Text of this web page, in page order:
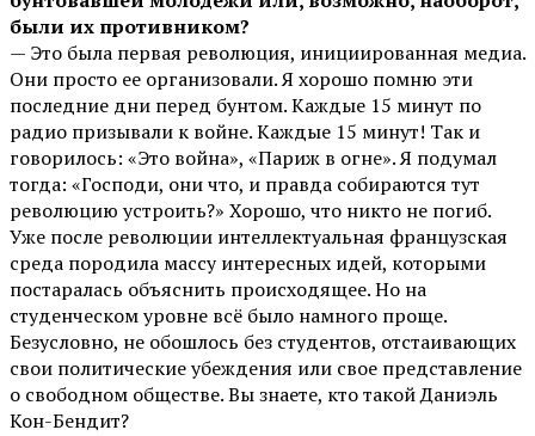
были их противником?
— Это была первая революция, инициированная медиа.
Они просто ее организовали. Я хорошо помню эти
последние дни перед бунтом. Каждые 15 минут по
радио призывали к войне. Каждые 15 минут! Так и
говорилось: «Это война», «Париж в огне». Я подумал
тогда: «Господи, они что, и правда собираются тут
революцию устроить?» Хорошо, что никто не погиб.
Уже после революции интеллектуальная французская
среда породила массу интересных идей, которыми
постаралась объяснить происходящее. Но на
студенческом уровне всё было намного проще.
Безусловно, не обошлось без студентов, отстаивающих
свои политические убеждения или свое представление
о свободном обществе. Вы знаете, кто такой Даниэль
Кон-Бендит?